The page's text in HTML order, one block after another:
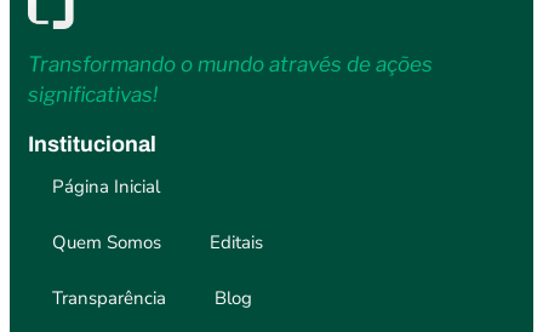
Transformando o mundo através de ações
significativas!
Institucional
Página Inicial
Quem Somos Editais
Transparência Blog